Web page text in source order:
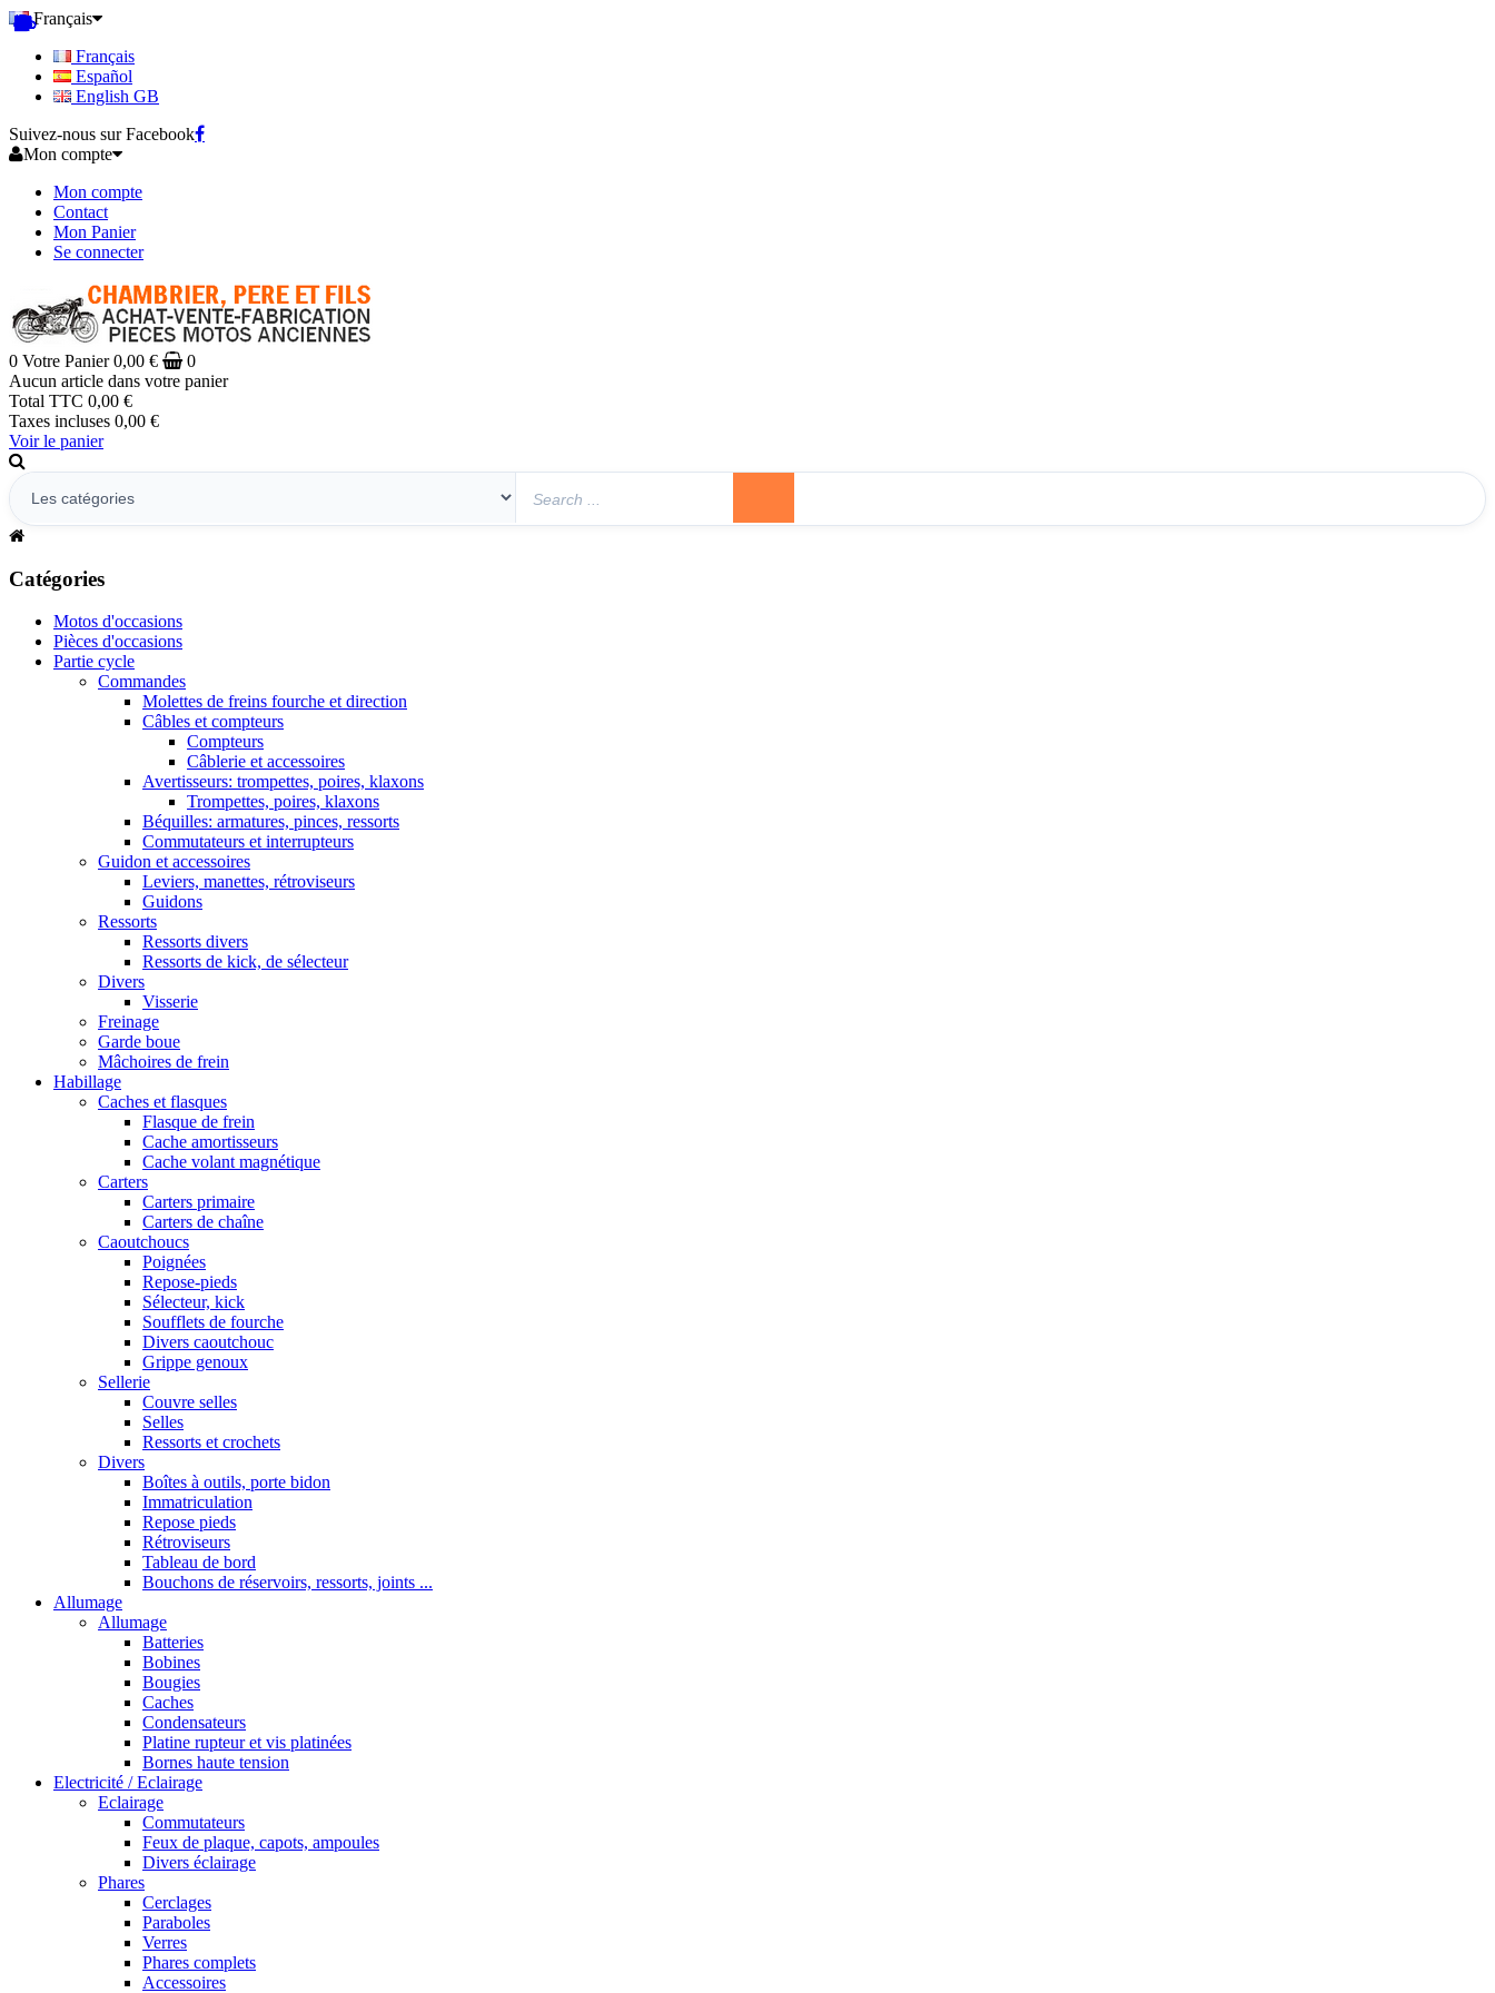
Français
Français
Español
English GB
Suivez-nous sur Facebook
Mon compte
Mon compte
Contact
Mon Panier
Se connecter
0 Votre Panier 0,00 €
0
Aucun article dans votre panier
Total TTC 0,00 €
Taxes incluses 0,00 €
Voir le panier
Catégories
Motos d'occasions
Pièces d'occasions
Partie cycle
Commandes
Molettes de freins fourche et direction
Câbles et compteurs
Compteurs
Câblerie et accessoires
Avertisseurs: trompettes, poires, klaxons
Trompettes, poires, klaxons
Béquilles: armatures, pinces, ressorts
Commutateurs et interrupteurs
Guidon et accessoires
Leviers, manettes, rétroviseurs
Guidons
Ressorts
Ressorts divers
Ressorts de kick, de sélecteur
Divers
Visserie
Freinage
Garde boue
Mâchoires de frein
Habillage
Caches et flasques
Flasque de frein
Cache amortisseurs
Cache volant magnétique
Carters
Carters primaire
Carters de chaîne
Caoutchoucs
Poignées
Repose-pieds
Sélecteur, kick
Soufflets de fourche
Divers caoutchouc
Grippe genoux
Sellerie
Couvre selles
Selles
Ressorts et crochets
Divers
Boîtes à outils, porte bidon
Immatriculation
Repose pieds
Rétroviseurs
Tableau de bord
Bouchons de réservoirs, ressorts, joints ...
Allumage
Allumage
Batteries
Bobines
Bougies
Caches
Condensateurs
Platine rupteur et vis platinées
Bornes haute tension
Electricité / Eclairage
Eclairage
Commutateurs
Feux de plaque, capots, ampoules
Divers éclairage
Phares
Cerclages
Paraboles
Verres
Phares complets
Accessoires